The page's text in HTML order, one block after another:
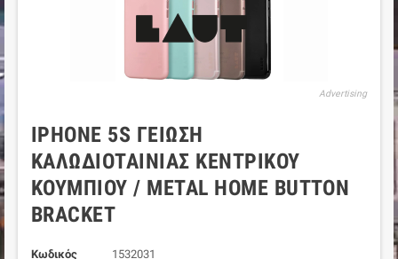
Advertising
IPHONE 5S ΓΕΊΩΣΗ
ΚΑΛΩΔΙΟΤΑΙΝΊΑΣ ΚΕΝΤΡΙΚΟΎ
ΚΟΥΜΠΙΟΎ / METAL HOME BUTTON
BRACKET
Κωδικός 1532031